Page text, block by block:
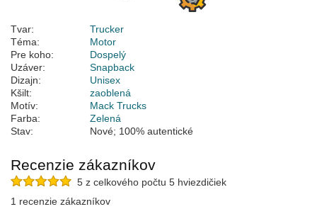
Tvar:
Trucker
Téma:
Motor
Pre koho:
Dospelý
Uzáver:
Snapback
Dizajn:
Unisex
Kšilt:
zaoblená
Motív:
Mack Trucks
Farba:
Zelená
Stav:
Nové; 100% autentické
Recenzie zákazníkov
5 z celkového počtu 5 hviezdičiek
1 recenzie zákazníkov